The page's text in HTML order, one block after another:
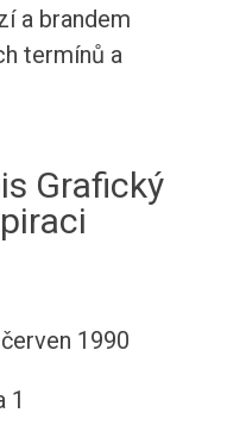
a brandem
termínů a
Grafický
1990
1